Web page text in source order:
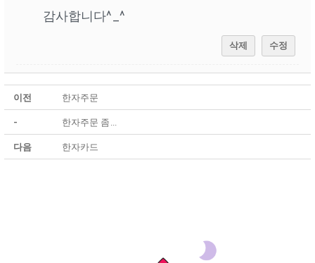
감사합니다^_^
삭제 수정
이전 한자주문
- 한자주문 좀...
다음 한자카드